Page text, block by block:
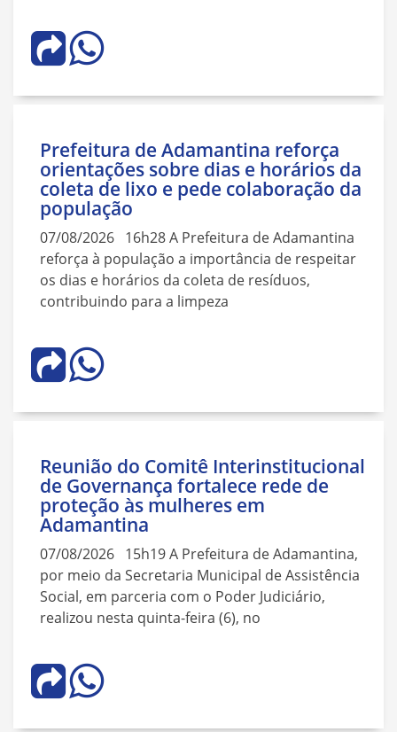
Prefeitura de Adamantina reforça
orientações sobre dias e horários da
coleta de lixo e pede colaboração da
população
07/08/2026 16h28 A Prefeitura de Adamantina
reforça à população a importância de respeitar
os dias e horários da coleta de resíduos,
contribuindo para a limpeza
Reunião do Comitê Interinstitucional
de Governança fortalece rede de
proteção às mulheres em
Adamantina
07/08/2026 15h19 A Prefeitura de Adamantina,
por meio da Secretaria Municipal de Assistência
Social, em parceria com o Poder Judiciário,
realizou nesta quinta-feira (6), no